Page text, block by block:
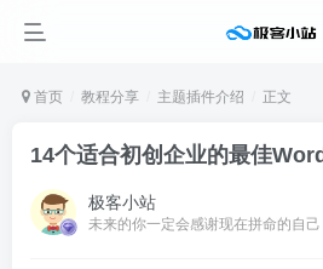
首页 教程分享 主题插件介绍 正文
14个适合初创企业的最佳
极客小站
未来的你一定会感谢现在拼命的自己